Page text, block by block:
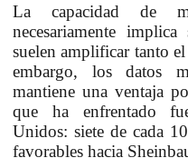
La capacidad de
necesariamente
suelen amplificar tanto
embargo, los datos
mantiene una ventaja
que ha enfrentado
Unidos: siete de cada
favorables hacia